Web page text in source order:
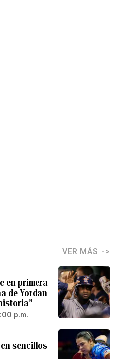
VER MÁS
en primera
de Yordan
p.m.
sencillos